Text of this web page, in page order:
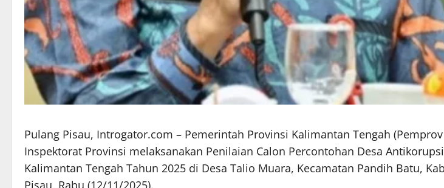
Pulang Pisau, Introgator.com – Pemerintah Provinsi Kalimantan Tengah
Inspektorat Provinsi melaksanakan Penilaian Calon Percontohan Desa
Kalimantan Tengah Tahun 2025 di Desa Talio Muara, Kecamatan Pandih Batu,
Pisau, Rabu (12/11/2025).